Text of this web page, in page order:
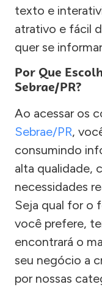
texto e
atrativo e fácil
quer se
Por Que
Sebrae/PR?
Ao acessar os
Sebrae/PR,
consumindo
alta qualidade,
necessidades
Seja qual for o
você prefere,
encontrará o
seu negócio a
por nossas